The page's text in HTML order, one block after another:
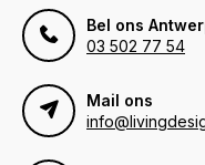
Bel ons
03 502 77 54
Mail ons